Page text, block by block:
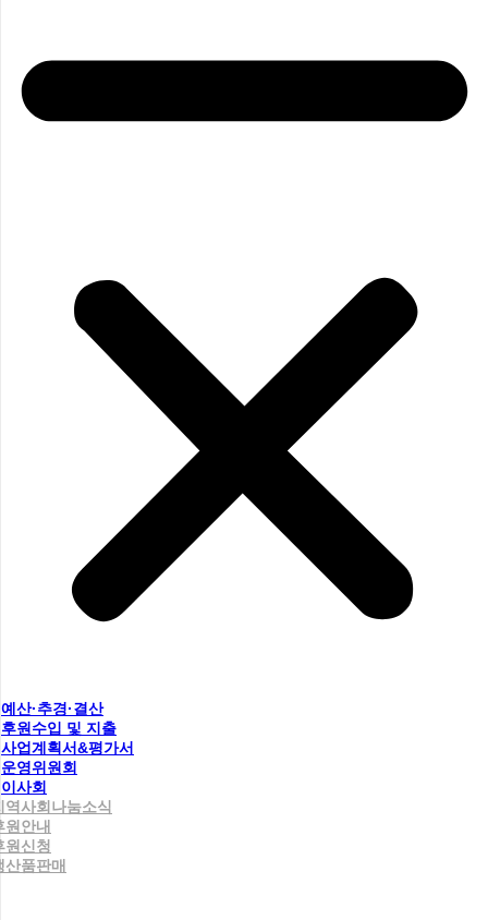
예산·추경·결산
후원수입 및 지출
사업계획서&평가서
운영위원회
이사회
역사회나눔소식
원안내
원신청
산품판매